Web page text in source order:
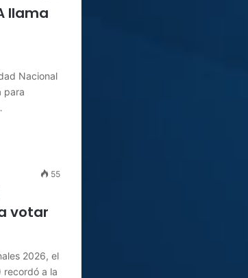
llama
Nacional
para
55
votar
2026, el
recordó a la